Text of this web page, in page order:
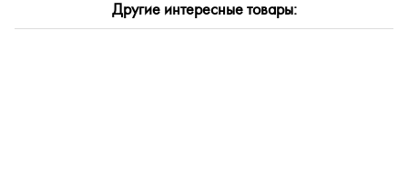
По размеру скидки
Другие интересные товары: